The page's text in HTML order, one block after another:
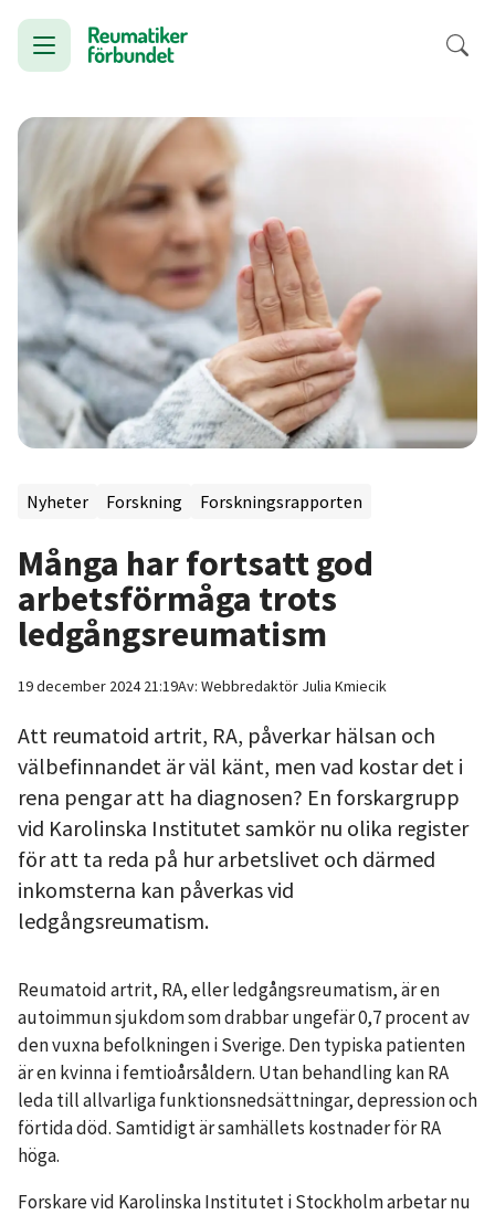
Nyheter Forskning Forskningsrapporten
Många har fortsatt god
arbetsförmåga trots
ledgångsreumatism
19 december 2024 21:19Av: Webbredaktör Julia Kmiecik
Att reumatoid artrit, RA, påverkar hälsan och
välbefinnandet är väl känt, men vad kostar det i
rena pengar att ha diagnosen? En forskargrupp
vid Karolinska Institutet samkör nu olika register
för att ta reda på hur arbetslivet och därmed
inkomsterna kan påverkas vid
ledgångsreumatism.
Reumatoid artrit, RA, eller ledgångsreumatism, är en
autoimmun sjukdom som drabbar ungefär 0,7 procent av
den vuxna befolkningen i Sverige. Den typiska patienten
är en kvinna i femtioårsåldern. Utan behandling kan RA
leda till allvarliga funktionsnedsättningar, depression och
förtida död. Samtidigt är samhällets kostnader för RA
höga.
Forskare vid Karolinska Institutet i Stockholm arbetar nu